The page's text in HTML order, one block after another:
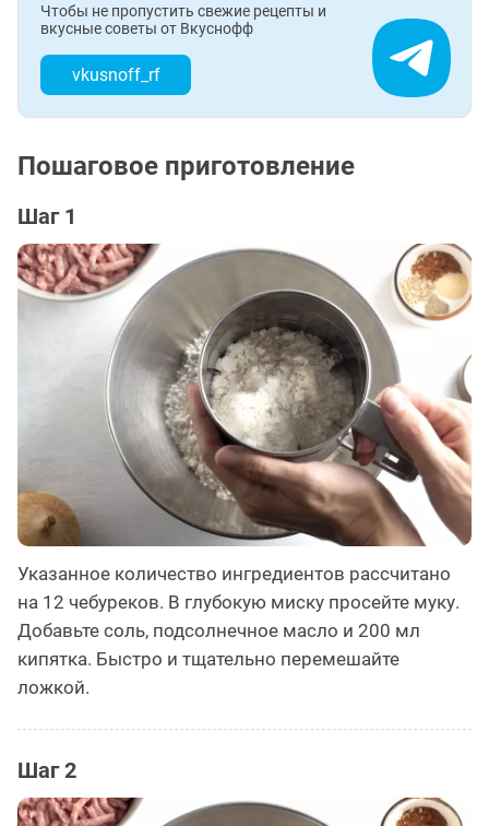
Чтобы не пропустить свежие рецепты и
вкусные советы от Вкуснофф
vkusnoff_rf
Пошаговое приготовление
Шаг 1
Указанное количество ингредиентов рассчитано
на 12 чебуреков. В глубокую миску просейте муку.
Добавьте соль, подсолнечное масло и 200 мл
кипятка. Быстро и тщательно перемешайте
ложкой.
Шаг 2